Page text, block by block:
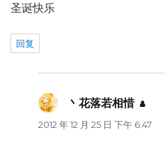
圣诞快乐
回复
丶花落若相惜 说
道：
2012 年 12 月 25 日 下午 6:47